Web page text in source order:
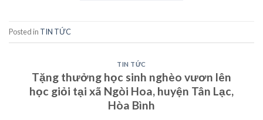
Posted in TIN TỨC
TIN TỨC
Tặng thưởng học sinh nghèo vươn lên
học giỏi tại xã Ngòi Hoa, huyện Tân Lạc,
Hòa Bình